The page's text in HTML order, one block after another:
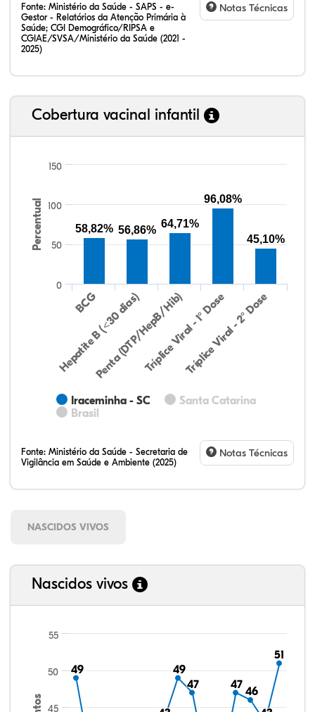
Fonte: Ministério da Saúde - SAPS - e-
Gestor - Relatórios da Atenção Primária à
Saúde; CGI Demográfico/RIPSA e
CGIAE/SVSA/Ministério da Saúde (2021 -
2025)
Notas Técnicas
Cobertura vacinal infantil
Percentual
Iraceminha - SC
Santa Catarina
Brasil
BCG
Hepatite B (<30 dias)
Penta (DTP/HepB/Hib)Tríplice Viral - 1° Dose
Tríplice Viral - 2° Dose
0
50
100
150
58,82% 56,86%
64,71%
96,08%
45,10%
Fonte: Ministério da Saúde - Secretaria de
Vigilância em Saúde e Ambiente (2025)
Notas Técnicas
NASCIDOS VIVOS
Nascidos vivos
49
49 49
49
47
47 47
47
46
46
51
51
45
50
55